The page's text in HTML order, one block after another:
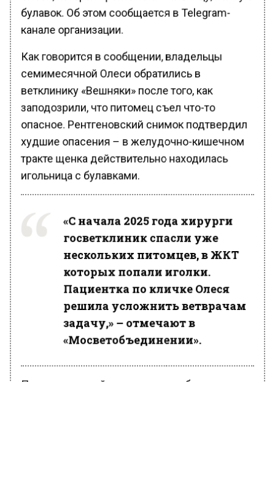
булавок. Об этом сообщается в Telegram-
канале организации.
Как говорится в сообщении, владельцы
семимесячной Олеси обратились в
ветклинику «Вешняки» после того, как
заподозрили, что питомец съел что-то
опасное. Рентгеновский снимок подтвердил
худшие опасения – в желудочно-кишечном
тракте щенка действительно находилась
игольница с булавками.
«С начала 2025 года хирурги
госветклиник спасли уже
нескольких питомцев, в ЖКТ
которых попали иголки.
Пациентка по кличке Олеся
решила усложнить ветврачам
задачу,» – отмечают в
«Мосветобъединении».
После успешной операции и реабилитации